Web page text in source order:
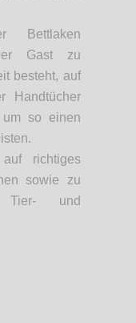
Bettlaken
Gast zu
besteht, auf
Handtücher
um so einen
richtiges
sowie zu
Tier- und